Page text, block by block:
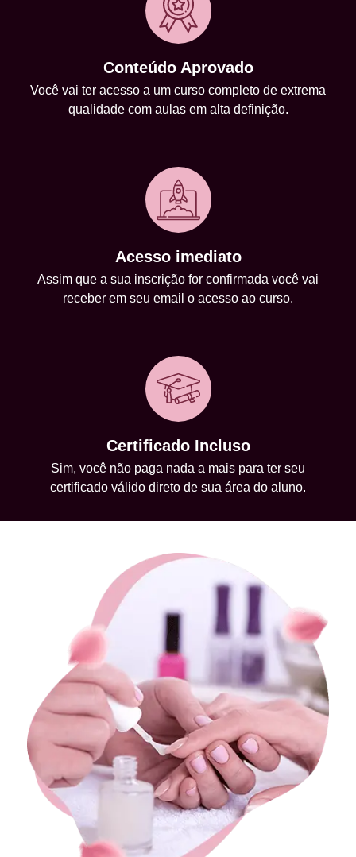
Conteúdo Aprovado
Você vai ter acesso a um curso completo de extrema
qualidade com aulas em alta definição.
Acesso imediato
Assim que a sua inscrição for confirmada você vai
receber em seu email o acesso ao curso.
Certificado Incluso
Sim, você não paga nada a mais para ter seu
certificado válido direto de sua área do aluno.